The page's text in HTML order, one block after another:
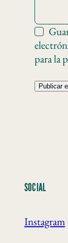
para la
SOCIAL
Instagram